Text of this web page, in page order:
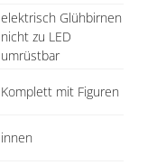
elektrisch Glühbirnen
nicht zu LED
umrüstbar
Komplett mit Figuren
innen